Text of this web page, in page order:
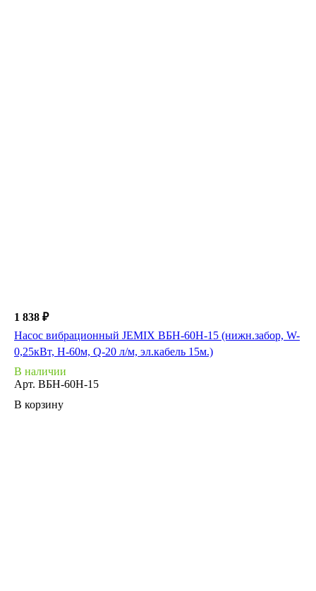
1 838 ₽
Насос вибрационный JEMIX ВБН-60Н-15 (нижн.забор, W-
0,25кВт, H-60м, Q-20 л/м, эл.кабель 15м.)
В наличии
Арт. ВБН-60Н-15
В корзину